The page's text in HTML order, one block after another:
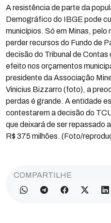
A resistência de parte da
Demográfico do IBGE pode
municípios. Só em Minas, pelo
perder recursos do Fundo de
decisão do Tribunal de
efeito nos orçamentos
presidente da Associação
Vinicius Bizzarro (foto), a
perdas é grande. A entidade
contestarem a decisão do
que deixará de ser repassado
R$ 375 milhões. (Foto/
COMPARTILHE